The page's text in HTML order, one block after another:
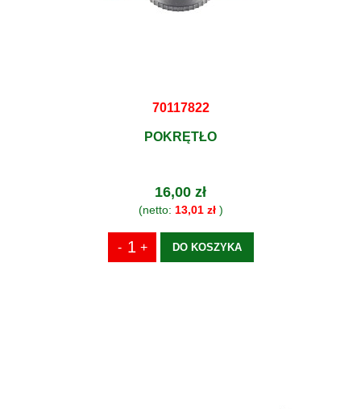
70117822
POKRĘTŁO
16,00 zł
(netto: 13,01 zł)
DO KOSZYKA